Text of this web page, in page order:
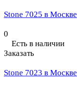
Stone 7025 в Москве
0
Есть в наличии
Заказать
Stone 7023 в Москве